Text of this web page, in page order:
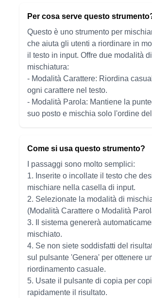
Per cosa serve questo
Questo è uno strumento per
che aiuta gli utenti a riordinare in
il testo in input. Offre due modalità di
mischiatura:
- Modalità Carattere: Riordina
ogni carattere nel testo.
- Modalità Parola: Mantiene la
suo posto e mischia solo l'ordine
Come si usa questo strumento?
I passaggi sono molto semplici:
1. Inserite o incollate il testo che
mischiare nella casella di input.
2. Selezionate la modalità di
(Modalità Carattere o Modalità
3. Il sistema genererà
mischiato.
4. Se non siete soddisfatti del
sul pulsante 'Genera' per ottenere
riordinamento casuale.
5. Usate il pulsante di copia per
rapidamente il risultato.